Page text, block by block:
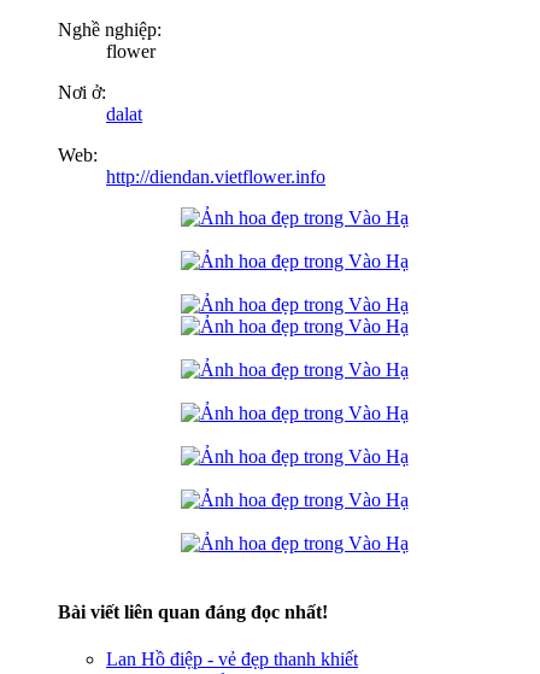
Nghề nghiệp:
flower
Nơi ở:
dalat
Web:
http://diendan.vietflower.info
Bài viết liên quan đáng đọc nhất!
Lan Hồ điệp - vẻ đẹp thanh khiết